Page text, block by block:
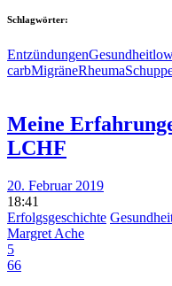
Schlagwörter:
EntzündungenGesundheit
carbMigräneRheuma
Meine
LCHF
20. Februar 2019
18:41
Erfolgsgeschichte
Margret Ache
5
66